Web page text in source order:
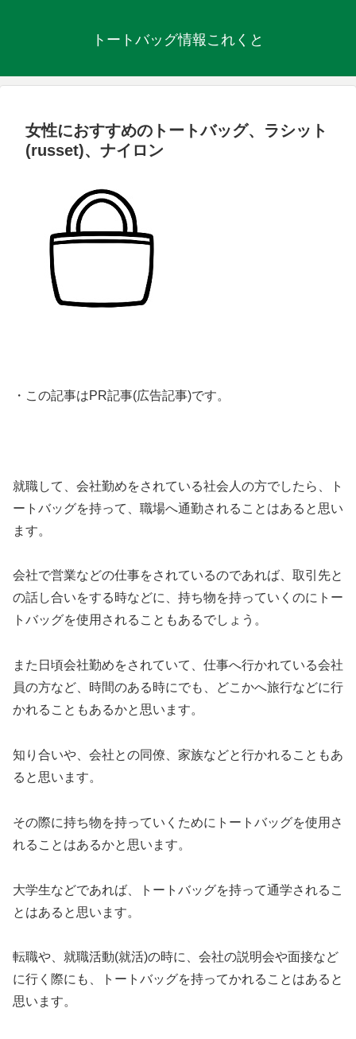
トートバッグ情報これくと
女性におすすめのトートバッグ、ラシット
(russet)、ナイロン
・この記事はPR記事(広告記事)です。
就職して、会社勤めをされている社会人の方でしたら、ト
ートバッグを持って、職場へ通勤されることはあると思い
ます。
会社で営業などの仕事をされているのであれば、取引先と
の話し合いをする時などに、持ち物を持っていくのにトー
トバッグを使用されることもあるでしょう。
また日頃会社勤めをされていて、仕事へ行かれている会社
員の方など、時間のある時にでも、どこかへ旅行などに行
かれることもあるかと思います。
知り合いや、会社との同僚、家族などと行かれることもあ
ると思います。
その際に持ち物を持っていくためにトートバッグを使用さ
れることはあるかと思います。
大学生などであれば、トートバッグを持って通学されるこ
とはあると思います。
転職や、就職活動(就活)の時に、会社の説明会や面接など
に行く際にも、トートバッグを持ってかれることはあると
思います。